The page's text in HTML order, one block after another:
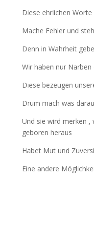
Diese ehrlichen
Mache Fehler und
Denn in Wahrheit
Wir haben nur
Diese bezeugen
Drum mach was
Und sie wird merken ,
geboren heraus
Habet Mut und
Eine andere